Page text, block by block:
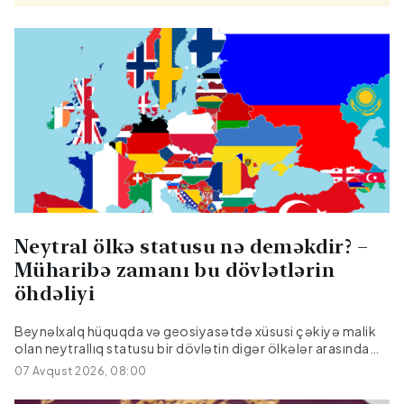
Neytral ölkə statusu nə deməkdir? –
Müharibə zamanı bu dövlətlərin
öhdəliyi
Beynəlxalq hüquqda və geosiyasətdə xüsusi çəkiyə malik
olan neytrallıq statusu bir dövlətin digər ölkələr arasında
baş verən silahlı münaqişələrdən kənarda qalmaq, hərbi
ittifaqlara qoşulmamaq və tərəf tutmamaq barədə rəsmi
öhdəliyidir. Beynəlxalq münasibətlər tarixində bu status
07 Avqust 2026, 08:00